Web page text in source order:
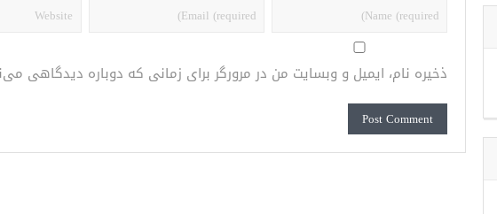
ذخیره نام، ایمیل و وبسایت من در مرورگر برای زمانی که دوباره دیدگاهی